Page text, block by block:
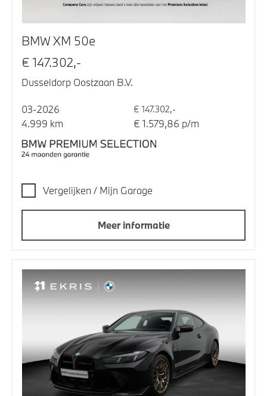
BMW XM 50e
€ 147.302,-
Dusseldorp Oostzaan B.V.
03-2026 € 147.302,-
4.999 km € 1.579,86 p/m
Vergelijken / Mijn Garage
Meer informatie